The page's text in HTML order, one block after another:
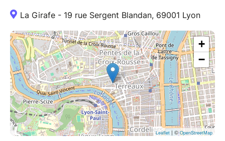
La Girafe - 19 rue Sergent Blandan, 69001 Lyon
+
−
Leaflet | ©OpenStreetMap